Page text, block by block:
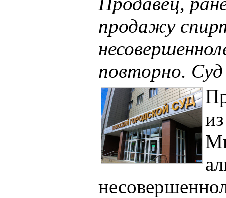
продажу
повторно.